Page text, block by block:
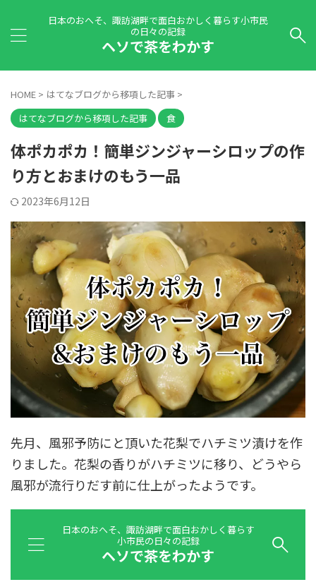
日本のおへそ、諏訪湖畔で面白おかしく暮らす小市民
の日々の記録
ヘソで茶をわかす
HOME > はてなブログから移項した記事 >
はてなブログから移項した記事
食
体ポカポカ！簡単ジンジャーシロップの作
り方とおまけのもう一品
2023年6月12日
先月、風邪予防にと頂いた花梨でハチミツ漬けを作
りました。花梨の香りがハチミツに移り、どうやら
風邪が流行りだす前に仕上がったようです。